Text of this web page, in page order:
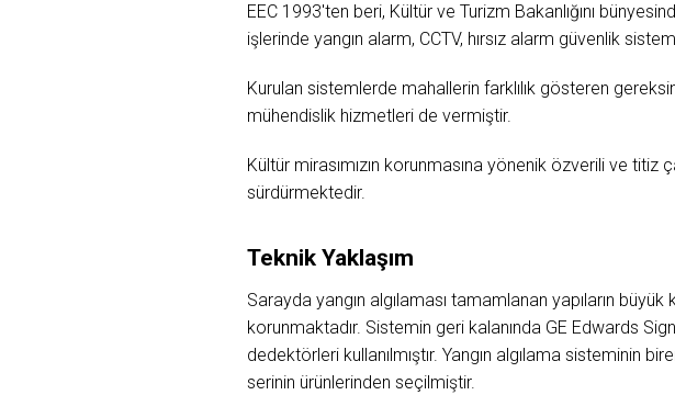
EEC 1993'ten beri, Kültür ve Turizm Bakanlığını
işlerinde yangın alarm, CCTV, hırsız alarm güvenlik
Kurulan sistemlerde mahallerin farklılık gösteren
mühendislik hizmetleri de vermiştir.
Kültür mirasımızın korunmasına yönenik özverili ve titiz
sürdürmektedir.
Teknik Yaklaşım
Sarayda yangın algılaması tamamlanan yapıların
korunmaktadır. Sistemin geri kalanında GE Edwards
dedektörleri kullanılmıştır. Yangın algılama sisteminin
serinin ürünlerinden seçilmiştir.